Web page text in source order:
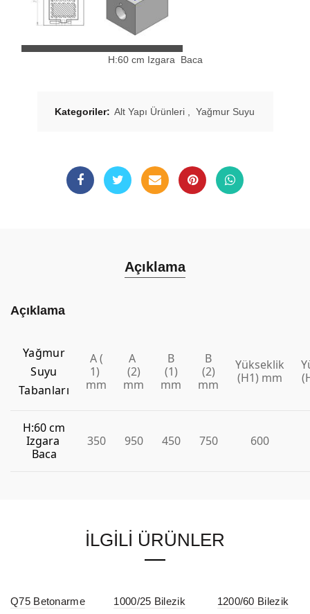
H:60 cm Izgara Baca
Kategoriler: Alt Yapı Ürünleri Yağmur Suyu
Açıklama
Açıklama
Yağmur
Suyu
Tabanları
A (
1)
mm
A
(2)
mm
B
(1)
mm
B
(2)
mm
Yükseklik
(H1) mm
H:60 cm
Izgara
Baca
350 950 450 750 600
İLGILI ÜRÜNLER
Q75 Betonarme
1000/25 Bilezik 1200/60 Bilezik